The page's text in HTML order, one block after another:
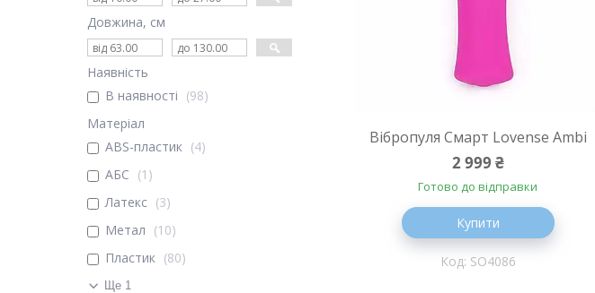
Вібропуля Смарт Lovense Ambi
2 999 ₴
Готово до відправки
Купити
SO4086
Довжина, см
Наявність
В наявності
98
Матеріал
ABS-пластик
4
АБС
1
Латекс
3
Метал
10
Пластик
80
Ще 1